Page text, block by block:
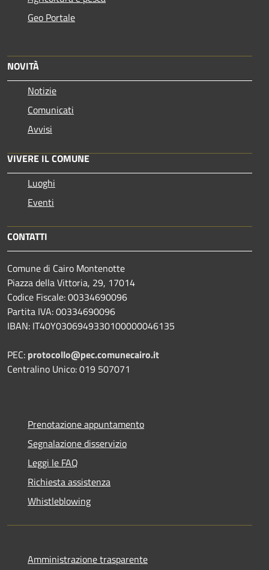
Geo Portale
NOVITÀ
Notizie
Comunicati
Avvisi
VIVERE IL COMUNE
Luoghi
Eventi
CONTATTI
Comune di Cairo Montenotte
Piazza della Vittoria, 29, 17014
Codice Fiscale: 00334690096
Partita IVA: 00334690096
IBAN: IT40Y0306949330100000046135
PEC: protocollo@pec.comunecairo.it
Centralino Unico: 019 507071
Prenotazione appuntamento
Segnalazione disservizio
Leggi le FAQ
Richiesta assistenza
Whistleblowing
Amministrazione trasparente